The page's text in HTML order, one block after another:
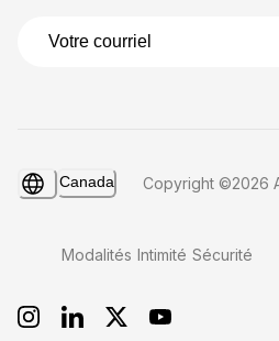
Canada Copyright ©2026
Modalités Intimité Sécurité